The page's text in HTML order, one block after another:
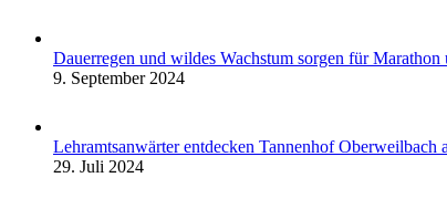
Dauerregen und wildes Wachstum sorgen für
9. September 2024
Lehramtsanwärter entdecken Tannenhof Oberweilbach
29. Juli 2024